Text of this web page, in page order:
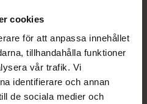
cookies
för att anpassa innehållet
tillhandahålla funktioner
vår trafik. Vi
identifierare och annan
de sociala medier och
Dölj
innan